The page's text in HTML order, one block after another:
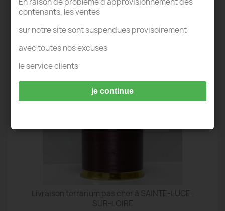
TERRARIUM SAINTE-LUCE-SUR-LOIRE
Livraison terrarium pas cher à SAINTE-LUCE-
SUR-LOIRE
contenants, les ventes
sur notre site sont suspendues provisoirement
avec toutes nos excuses
le service clients
je continue